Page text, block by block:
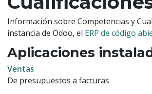
Información sobre Competencias y
instancia de Odoo, el ERP de código
Aplicaciones
Ventas
De presupuestos a facturas